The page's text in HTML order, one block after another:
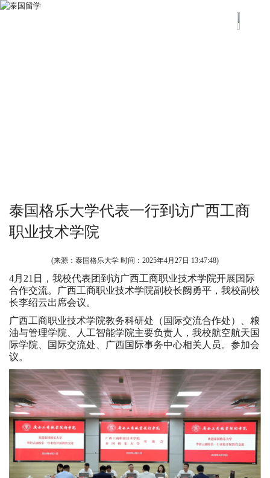
泰国格乐大学代表一行到访广西工商
职业技术学院
(来源：泰国格乐大学 时间： 2025年4月27日 13:47:48)
4月21日，我校代表团到访广西工商职业技术学院开展国际
合作交流。广西工商职业技术学院副校长阙勇平，我校副校
长李绍云出席会议。
广西工商职业技术学院教务科研处（国际交流合作处）、粮
油与管理学院、人工智能学院主要负责人，我校航空航天国
际学院、国际交流处、广西国际事务中心相关人员。参加会
议。